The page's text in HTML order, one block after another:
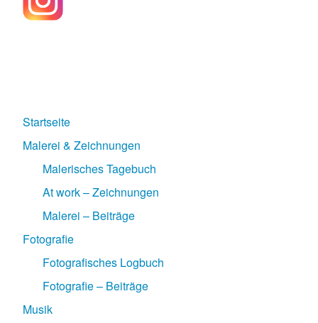
Startseite
Malerei & Zeichnungen
Malerisches Tagebuch
At work – Zeichnungen
Malerei – Beiträge
Fotografie
Fotografisches Logbuch
Fotografie – Beiträge
Musik